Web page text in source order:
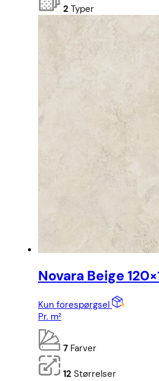
2 Typer
Novara Beige
Kun forespørgsel
Pr. m²
7 Farver
12 Størrelser